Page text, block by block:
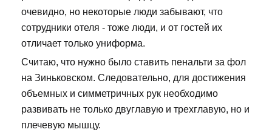
очевидно, но некоторые люди забывают, что
сотрудники отеля - тоже люди, и от гостей их
отличает только униформа.
Считаю, что нужно было ставить пенальти за фол
на Зиньковском. Следовательно, для достижения
объемных и симметричных рук необходимо
развивать не только двуглавую и трехглавую, но и
плечевую мышцу.